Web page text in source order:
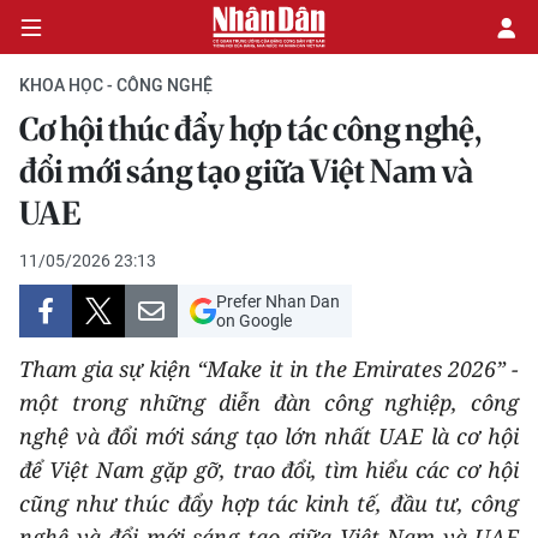
CHÍNH TRỊ
KINH TẾ
VĂN HÓA
XÃ HỘI
PHÁP LUẬT
DU LỊCH
THẾ GIỚI
KHOA HỌC - CÔNG NGHỆ
Cơ hội thúc đẩy hợp tác công nghệ,
đổi mới sáng tạo giữa Việt Nam và
UAE
11/05/2026 23:13
Prefer Nhan Dan
on Google
Tham gia sự kiện “Make it in the Emirates 2026” -
một trong những diễn đàn công nghiệp, công
nghệ và đổi mới sáng tạo lớn nhất UAE là cơ hội
để Việt Nam gặp gỡ, trao đổi, tìm hiểu các cơ hội
cũng như thúc đẩy hợp tác kinh tế, đầu tư, công